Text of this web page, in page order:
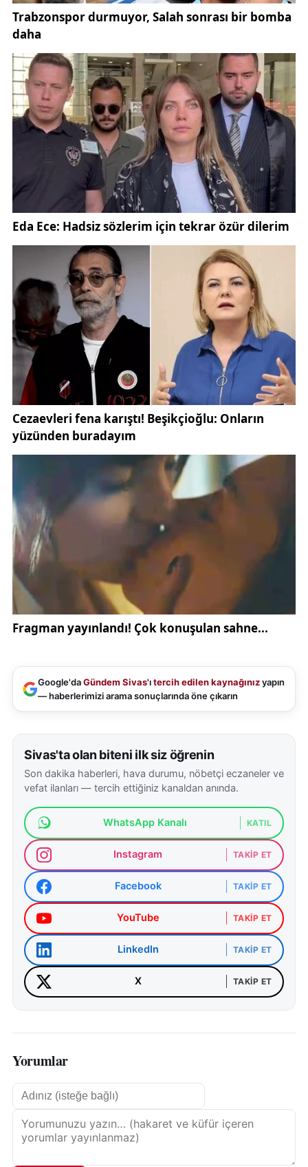
Google'daGündem Sivas'ıtercih edilen kaynağınızyapın
— haberlerimizi arama sonuçlarında öne çıkarın
Sivas'ta olan biteni ilk siz öğrenin
Son dakika haberleri, hava durumu, nöbetçi eczaneler ve
vefat ilanları — tercih ettiğiniz kanaldan anında.
WhatsApp Kanalı KATIL
Instagram TAKIP ET
Facebook TAKIP ET
YouTube TAKIP ET
LinkedIn TAKIP ET
X TAKIP ET
Yorumlar